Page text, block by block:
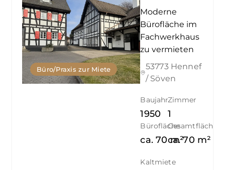
Büro/Praxis zur Miete
Moderne
Bürofläche im
Fachwerkhaus
zu vermieten
53773 Hennef
/ Söven
Baujahr
1950
Zimmer
1
Bürofläche
ca. 70 m²
Gesamtfläche
ca. 70 m²
Kaltmiete